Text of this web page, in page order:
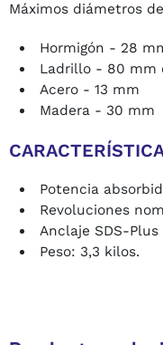
Máximos diámetros
Hormigón - 28
Ladrillo - 80 mm
Acero - 13 mm
Madera - 30 mm
Potencia
Revoluciones
Anclaje SDS-Plus
Peso: 3,3 kilos.